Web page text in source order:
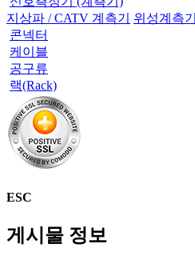
지상파 / CATV 계측기
위성계측기
콘넥터
케이블
공구류
랙(Rack)
ESC
게시물 정보